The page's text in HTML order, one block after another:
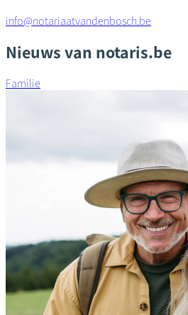
info@notariaatvandenbosch.be
Nieuws van notaris.be
Familie